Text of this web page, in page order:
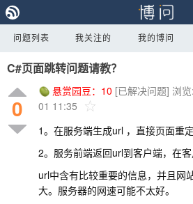
问题列表 我关注的 我的博问
C#页面跳转问题请教？
0
悬赏园豆： 10 [已解决问题] 浏
01 11:35
1。在服务端生成url ，直接页面重
2。服务前端返回url到客户端，在客
url中含有比较重要的信息，并且网
大。服务器的网速可能不太好。